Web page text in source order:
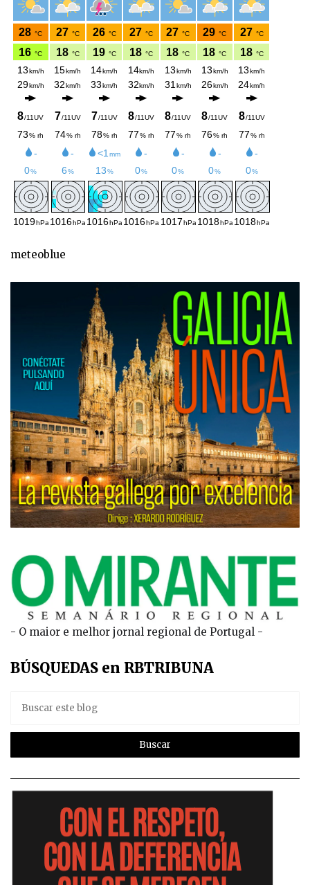
meteoblue
- O maior e melhor jornal regional de Portugal -
BÚSQUEDAS en RBTRIBUNA